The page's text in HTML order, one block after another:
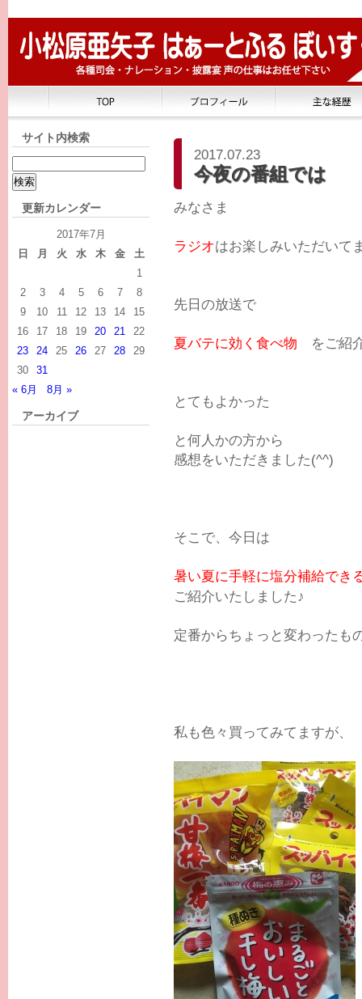
サイト内検索
更新カレンダー
2017年7月
日
月 火 水 木 金
土
1
2
3 4 5 6 7
8
9
10 11 12 13 14
15
16
17 18 19 20 21
22
23
24 25 26 27 28
29
30
31
« 6月
8月 »
アーカイブ
2017.07.23
今夜の番組では
みなさま
ラジオはお楽しみいただいて
先日の放送で
夏バテに効く食べ物 をご紹
とてもよかった
と何人かの方から
感想をいただきました(^^)
そこで、今日は
暑い夏に手軽に塩分補給でき
ご紹介いたしました♪
定番からちょっと変わったも
私も色々買ってみてますが、